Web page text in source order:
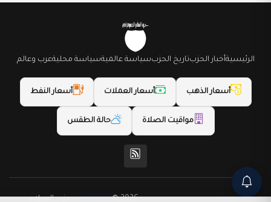
الرئيسيةأخبار الحزبتاريخ الحزبسياسة عالميةسياسة محليةعرب وعالم
أسعار الذهب أسعار العملات أسعار النفط
مواقيت الصلاة حالة الطقس
(المظهر) تم تصميمه من قِبل LightWeb2 © 2026 حزب السلام